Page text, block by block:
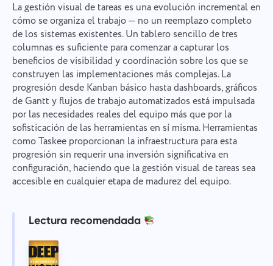
La gestión visual de tareas es una evolución incremental en
cómo se organiza el trabajo — no un reemplazo completo
de los sistemas existentes. Un tablero sencillo de tres
columnas es suficiente para comenzar a capturar los
beneficios de visibilidad y coordinación sobre los que se
construyen las implementaciones más complejas. La
progresión desde Kanban básico hasta dashboards, gráficos
de Gantt y flujos de trabajo automatizados está impulsada
por las necesidades reales del equipo más que por la
sofisticación de las herramientas en sí misma. Herramientas
como Taskee proporcionan la infraestructura para esta
progresión sin requerir una inversión significativa en
configuración, haciendo que la gestión visual de tareas sea
accesible en cualquier etapa de madurez del equipo.
Lectura recomendada